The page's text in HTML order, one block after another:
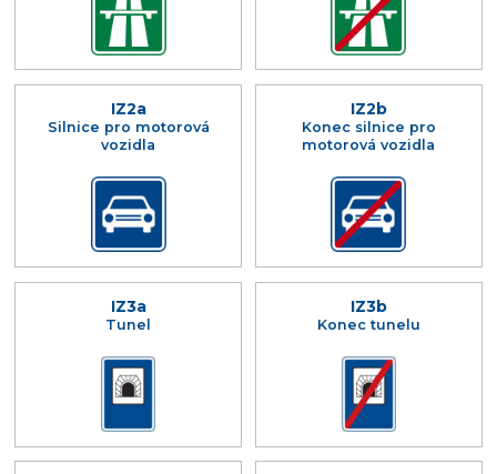
IZ2a
Silnice pro motorová
vozidla
IZ2b
Konec silnice pro
motorová vozidla
IZ3a
Tunel
IZ3b
Konec tunelu